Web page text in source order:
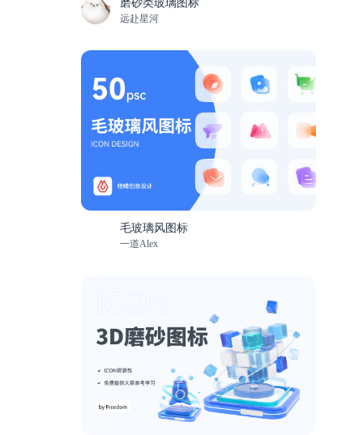
磨砂类玻璃图标
远赴星河
毛玻璃风图标
一道Alex